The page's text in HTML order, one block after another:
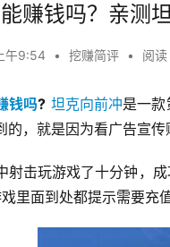
赚钱吗？亲测
午9:54 • 挖赚简评 • 阅
钱吗? 坦克向前冲是一
，就是因为看广告宣
射击玩游戏了十分钟，
里面到处都提示需要充